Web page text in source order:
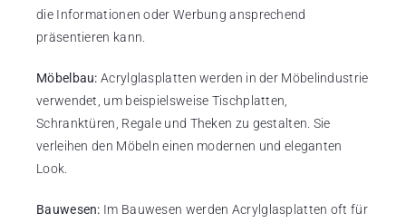
die Informationen oder Werbung ansprechend
präsentieren kann.
Möbelbau: Acrylglasplatten werden in der Möbelindustrie
verwendet, um beispielsweise Tischplatten,
Schranktüren, Regale und Theken zu gestalten. Sie
verleihen den Möbeln einen modernen und eleganten
Look.
Bauwesen: Im Bauwesen werden Acrylglasplatten oft für